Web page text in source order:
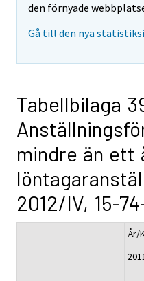
den förnyade
Gå till den nya
Tabellbilaga
mindre än
2012/IV, 15-
År/